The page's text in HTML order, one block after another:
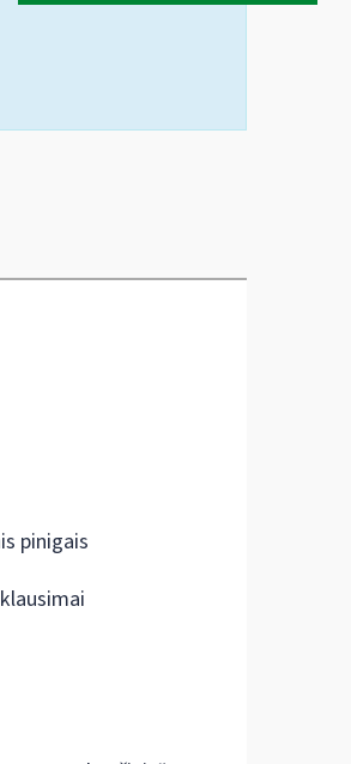
pinigais